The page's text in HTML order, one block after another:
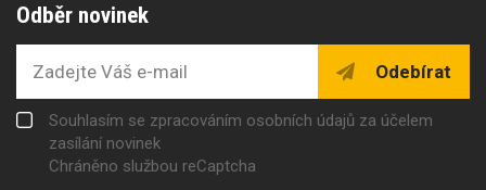
Odběr novinek
Odebírat
Souhlasím se zpracováním osobních údajů za účelem
zasílání novinek
Chráněno službou reCaptcha